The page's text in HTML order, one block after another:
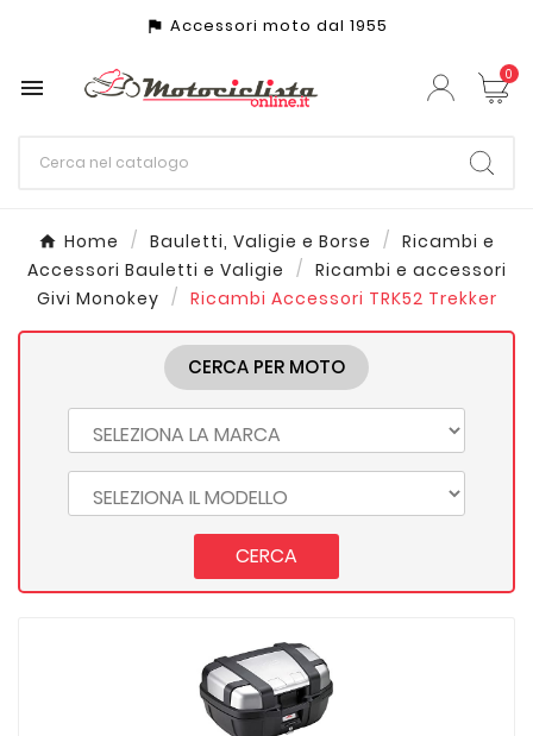
assistant_photo Accessori moto dal 1955
 0
Home Bauletti, Valigie e Borse
Ricambi e
Accessori Bauletti e Valigie
Ricambi e accessori
Givi Monokey
Ricambi Accessori TRK52 Trekker
CERCA PER MOTO
CERCA